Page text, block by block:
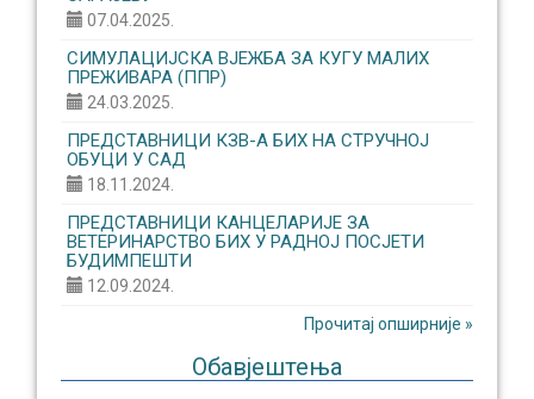
07.04.2025.
СИМУЛАЦИЈСКА ВЈЕЖБА ЗА КУГУ МАЛИХ
ПРЕЖИВАРА (ППР)
24.03.2025.
ПРЕДСТАВНИЦИ КЗВ-А БИХ НА СТРУЧНОЈ
ОБУЦИ У САД
18.11.2024.
ПРЕДСТАВНИЦИ КАНЦЕЛАРИЈЕ ЗА
ВЕТЕРИНАРСТВО БИХ У РАДНОЈ ПОСЈЕТИ
БУДИМПЕШТИ
12.09.2024.
Прочитај опширније »
Обавјештења